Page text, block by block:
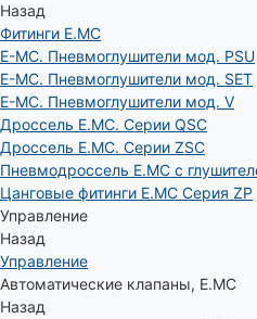
Назад
Фитинги E.MC
E-MC. Пневмоглушители мод. PSU
E-MC. Пневмоглушители мод. SET
E-MC. Пневмоглушители мод. V
Дроссель E.MC. Серии QSC
Дроссель E.MC. Серии ZSC
Пневмодроссель E.MC с
Цанговые фитинги E.MC Серия ZP
Управление
Назад
Управление
Автоматические клапаны, Е.МС
Назад